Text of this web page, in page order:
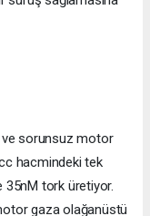
ve sorunsuz motor
hacmindeki tek
35nM tork üretiyor.
gaza olağanüstü